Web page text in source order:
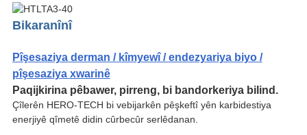
Bikaranînî
Pîşesaziya derman / kîmyewî / endezyariya biyo /
pîşesaziya xwarinê
Paqijkirina pêbawer, pirreng, bi bandorkeriya bilind.
Çîlerên HERO-TECH bi vebijarkên pêşkeftî yên karbidestiya
enerjiyê qîmetê didin cûrbecûr serlêdanan.